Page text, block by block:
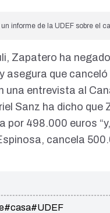
informe de la UDEF sobre el
, Zapatero ha
asegura que
una entrevista al
Sanz ha dicho que
por 498.000 euros
cancela
#casa#UDEF